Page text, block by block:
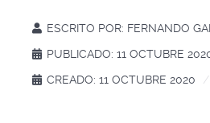
ESCRITO POR: FERNANDO
PUBLICADO: 11 OCTUBRE
CREADO: 11 OCTUBRE 2020